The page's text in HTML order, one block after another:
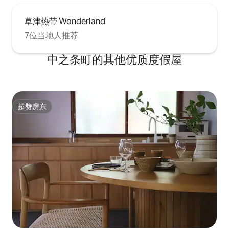
草津热带 Wonderland
7位当地人推荐
中之条町的其他优质度假屋
超赞房东
超赞房东